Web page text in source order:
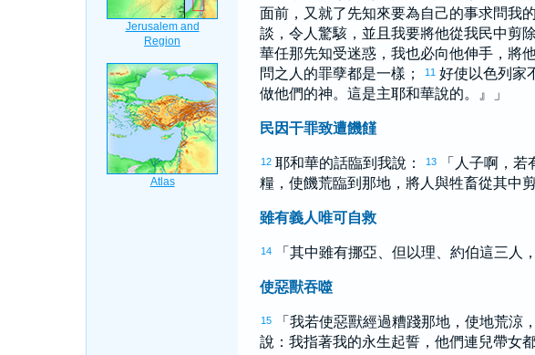
面前，又就了先知來要為自己的事求問我
談，令人驚駭，並且我要將他從我民中剪
華任那先知受迷惑，我也必向他伸手，將
問之人的罪孽都是一樣；
11 好使 以色列 家
做他們的神。這是主耶和華說的。』」
民因干罪致遭饑饉
12 耶和華的話臨到我說： 13
「人子啊，
糧，使饑荒臨到那地，將人與牲畜從其中剪
雖有義人唯可自救
14 「其中雖有挪亞 但以理 約伯這三人
使惡獸吞噬
15 「我若使惡獸經過糟踐那地，使地荒涼
說：我指著我的永生起誓，他們連兒帶女